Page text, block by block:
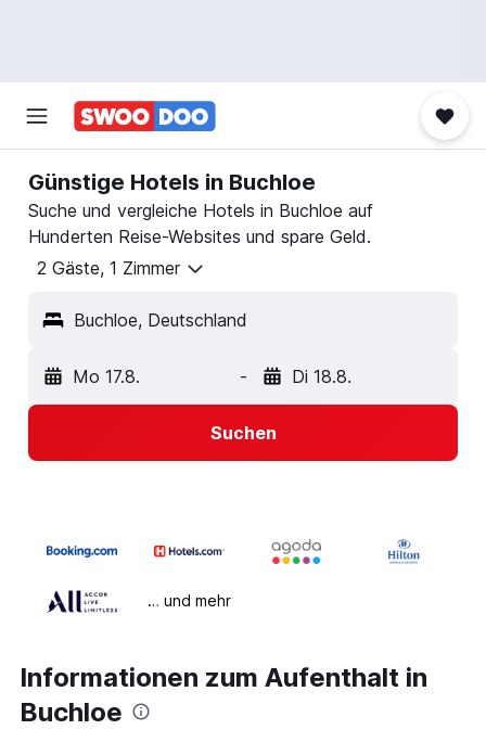
Günstige Hotels in Buchloe
Suche und vergleiche Hotels in Buchloe auf
Hunderten Reise-Websites und spare Geld.
2 Gäste, 1 Zimmer
Buchloe, Deutschland
Mo 17.8. - Di 18.8.
Suchen
… und mehr
Informationen zum Aufenthalt in
Buchloe